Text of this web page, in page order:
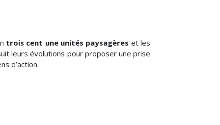
trois cent une unités paysagères et les
leurs évolutions pour proposer une prise
d’action.